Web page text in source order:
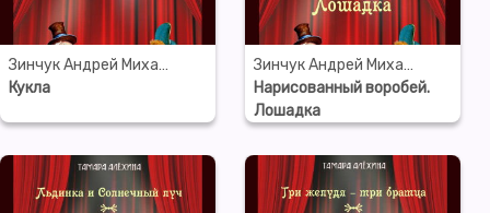
Зинчук Андрей Михайлович
Кукла
Зинчук Андрей Михайлович
Нарисованный воробей.
Лошадка